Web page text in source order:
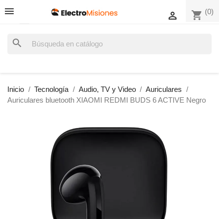
shopping_cart (0)

search
Inicio Tecnología Audio, TV y Video
Auriculares
Auriculares bluetooth XIAOMI REDMI BUDS 6 ACTIVE Negro